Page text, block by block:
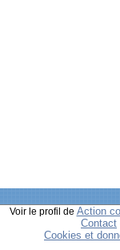
Voir le profil de Action
Contact
Cookies et